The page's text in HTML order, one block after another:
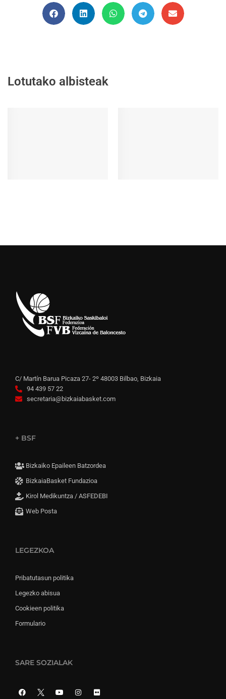
Lotutako albisteak
C/ Martín Barua Picaza 27- 2º 48003 Bilbao, Bizkaia
94 439 57 22
secretaria@bizkaiabasket.com
+ BSF
Bizkaiko Epaileen Batzordea
BizkaiaBasket Fundazioa
Kirol Medikuntza / ASFEDEBI
Web Posta
LEGEZKOA
Pribatutasun politika
Legezko abisua
Cookieen politika
Formulario
SARE SOZIALAK